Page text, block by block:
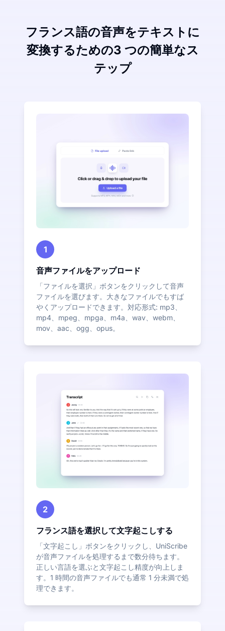
フランス語の音声をテキストに
変換するための3 つの簡単なス
テップ
1
音声ファイルをアップロード
「ファイルを選択」ボタンをクリックして音声
ファイルを選びます。大きなファイルでもすば
やくアップロードできます。対応形式: mp3、
mp4、mpeg、mpga、m4a、wav、webm、
mov、aac、ogg、opus。
2
フランス語を選択して文字起こしする
「文字起こし」ボタンをクリックし、UniScribe
が音声ファイルを処理するまで数分待ちます。
正しい言語を選ぶと文字起こし精度が向上しま
す。1 時間の音声ファイルでも通常 1 分未満で処
理できます。